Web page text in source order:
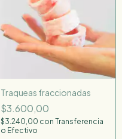
Traqueas fraccionadas
$3.600,00
$3.240,00 con Transferencia
o Efectivo